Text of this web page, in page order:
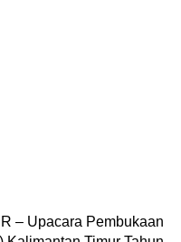
– Upacara Pembukaan